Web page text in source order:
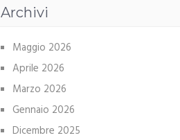
Archivi
Maggio 2026
Aprile 2026
Marzo 2026
Gennaio 2026
Dicembre 2025